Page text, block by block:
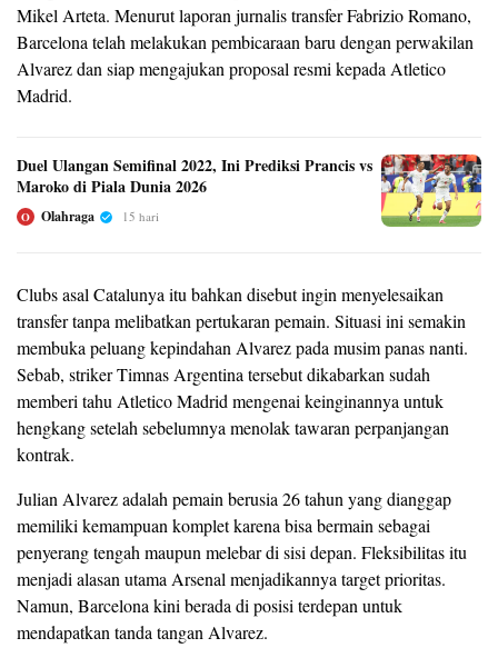
Mikel Arteta. Menurut laporan jurnalis transfer Fabrizio Romano,
Barcelona telah melakukan pembicaraan baru dengan perwakilan
Alvarez dan siap mengajukan proposal resmi kepada Atletico
Madrid.
Duel Ulangan Semifinal 2022, Ini Prediksi Prancis vs
Maroko di Piala Dunia 2026
O Olahraga 15 hari
Clubs asal Catalunya itu bahkan disebut ingin menyelesaikan
transfer tanpa melibatkan pertukaran pemain. Situasi ini semakin
membuka peluang kepindahan Alvarez pada musim panas nanti.
Sebab, striker Timnas Argentina tersebut dikabarkan sudah
memberi tahu Atletico Madrid mengenai keinginannya untuk
hengkang setelah sebelumnya menolak tawaran perpanjangan
kontrak.
Julian Alvarez adalah pemain berusia 26 tahun yang dianggap
memiliki kemampuan komplet karena bisa bermain sebagai
penyerang tengah maupun melebar di sisi depan. Fleksibilitas itu
menjadi alasan utama Arsenal menjadikannya target prioritas.
Namun, Barcelona kini berada di posisi terdepan untuk
mendapatkan tanda tangan Alvarez.